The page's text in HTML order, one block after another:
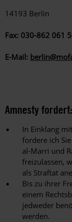
14193 Berlin
Fax: 030-862 061
E-Mail:
Amnesty fordert:
In Einklang
fordere ich
al-Marri und
freizulassen,
als Straftat
Bis zu ihrer
einem
jedweder
werden.